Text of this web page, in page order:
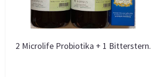
2 Microlife Probiotika + 1 Bitterstern.